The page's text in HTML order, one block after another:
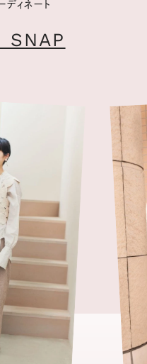
ィネート
SNAP